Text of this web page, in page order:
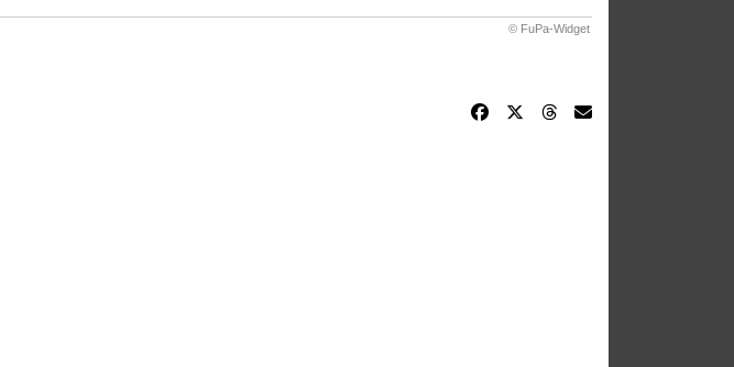
© FuPa-Widget